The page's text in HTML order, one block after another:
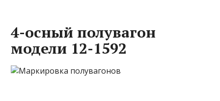
4-осный полувагон
модели 12-1592